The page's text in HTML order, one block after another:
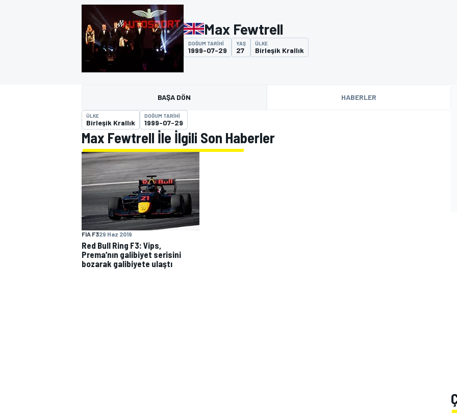
MOTOGP
WORLD SUPERBIKE
Max Fewtrell
DOĞUM TARIHI
1999-07-29
YAŞ
27
ÜLKE
Birleşik Krallık
BAŞA DÖN HABERLER
ÜLKE
Birleşik Krallık
DOĞUM TARIHI
1999-07-29
Max Fewtrell İle İlgili Son Haberler
FIA F329 Haz 2019
Red Bull Ring F3: Vips,
Prema’nın galibiyet serisini
bozarak galibiyete ulaştı